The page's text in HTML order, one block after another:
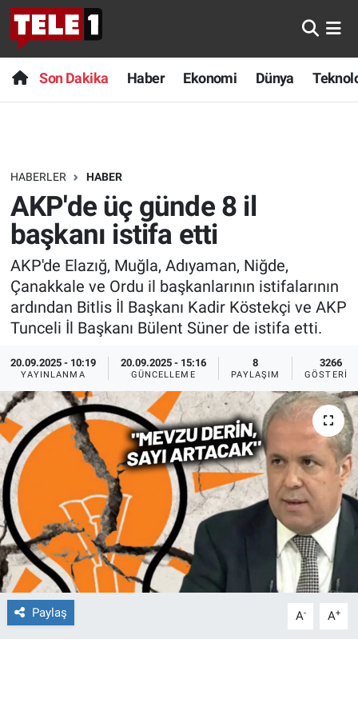
Son Dakika Haber Ekonomi Dünya
HABERLER HABER
AKP'de üç günde 8 il
başkanı istifa etti
AKP'de Elazığ, Muğla, Adıyaman, Niğde,
Çanakkale ve Ordu il başkanlarının istifalarının
ardından Bitlis İl Başkanı Kadir Köstekçi ve AKP
Tunceli İl Başkanı Bülent Süner de istifa etti.
20.09.2025 - 10:19
YAYINLANMA
20.09.2025 - 15:16
GÜNCELLEME
8
PAYLAŞIM
3266
GÖSTERIM
Paylaş A- A+
Anında Manşet
Başka Sohbetler
Bilim turu
Bilim ve Teknoloji Evreni
Doğa Konuşuyor
Dünya
Ege'den Esintiler
Eğitim
Eğlence
Ekonomi
Forum
Gerçeğin İzinde
Son Dakika
Haber
Dünya
Teknoloji
Sağlık
Spor
İletişim
Nöbetçi Eczaneler
Hava Durumu
Trafik Durumu
Süper Lig Puan Durumu ve Fikstür
Tüm Manşetler
Son Dakika Haberleri